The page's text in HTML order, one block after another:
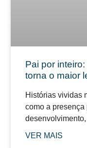
Pai por
torna o maior
Histórias vividas
como a
VER MAIS